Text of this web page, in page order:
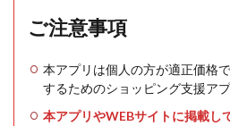
ご注意事項
本アプリは個人の方が適正価格
するためのショッピング支援アプ
本アプリやWEBサイトに掲載し